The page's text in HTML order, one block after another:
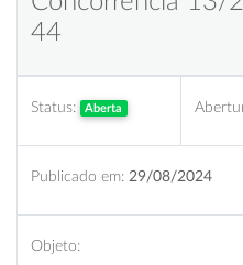
44
Status: Aberta
Publicado em: 29/08/2024
Objeto: